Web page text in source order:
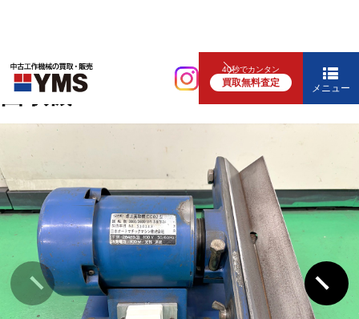
40秒でカンタン
買取無料査定 メニュー
補要工具・機械周辺機器
面取機